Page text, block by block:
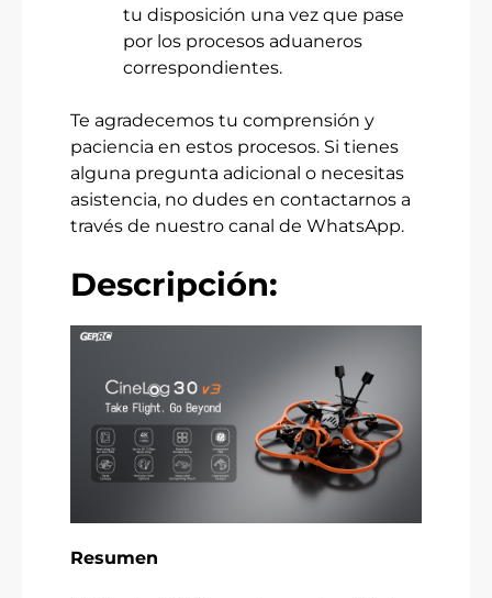
tu disposición una vez que pase
por los procesos aduaneros
correspondientes.
Te agradecemos tu comprensión y
paciencia en estos procesos. Si tienes
alguna pregunta adicional o necesitas
asistencia, no dudes en contactarnos a
través de nuestro canal de WhatsApp.
Descripción:
Resumen